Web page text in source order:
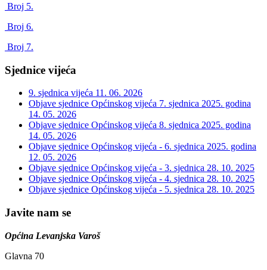
Broj 5.
Broj 6.
Broj 7.
Sjednice vijeća
9. sjednica vijeća 11. 06. 2026
Objave sjednice Općinskog vijeća 7. sjednica 2025. godina
14. 05. 2026
Objave sjednice Općinskog vijeća 8. sjednica 2025. godina
14. 05. 2026
Objave sjednice Općinskog vijeća - 6. sjednica 2025. godina
12. 05. 2026
Objave sjednice Općinskog vijeća - 3. sjednica 28. 10. 2025
Objave sjednice Općinskog vijeća - 4. sjednica 28. 10. 2025
Objave sjednice Općinskog vijeća - 5. sjednica 28. 10. 2025
Javite nam se
Općina Levanjska Varoš
Glavna 70